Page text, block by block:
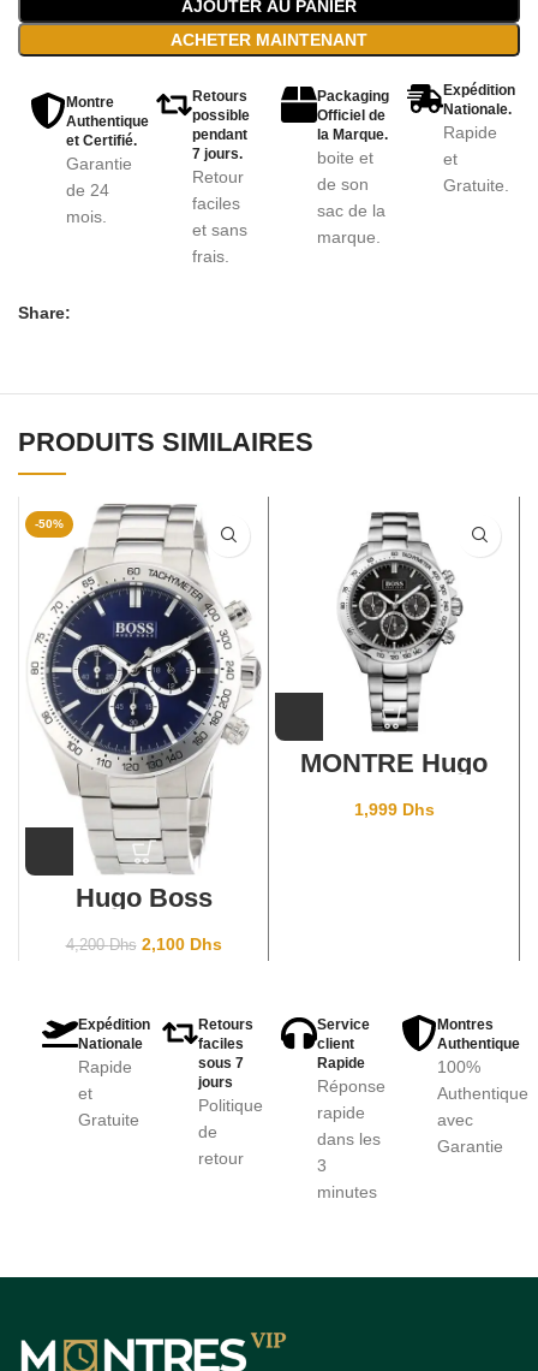
AJOUTER AU PANIER
ACHETER MAINTENANT
Montre
Authentique
et Certifié.
Garantie
de 24
mois.
Retours
possible
pendant
7 jours.
Retour
faciles
et sans
frais.
Packaging
Officiel de
la Marque.
boite et
de son
sac de la
marque.
Expédition
Nationale.
Rapide
et
Gratuite.
Share:
PRODUITS SIMILAIRES
-50%
Hugo Boss
4,200Dhs 2,100 Dhs
MONTRE Hugo
Boss Pour Homme
Talent 1502370
1,999 Dhs
Expédition
Nationale
Rapide
et
Gratuite
Retours
faciles
sous 7
jours
Politique
de
retour
Service
client
Rapide
Réponse
rapide
dans les
3
minutes
Montres
Authentique
100%
Authentique
avec
Garantie